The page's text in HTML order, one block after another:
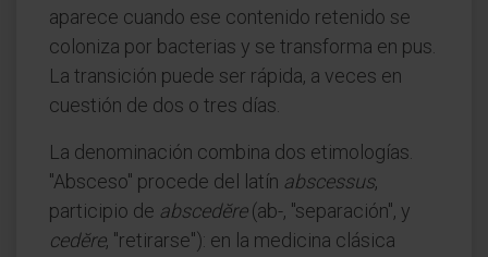
aparece cuando ese contenido retenido se
coloniza por bacterias y se transforma en pus.
La transición puede ser rápida, a veces en
cuestión de dos o tres días.
La denominación combina dos etimologías.
"Absceso" procede del latín abscessus,
participio de abscedĕre(ab-, "separación", y
cedĕre, "retirarse"): en la medicina clásica